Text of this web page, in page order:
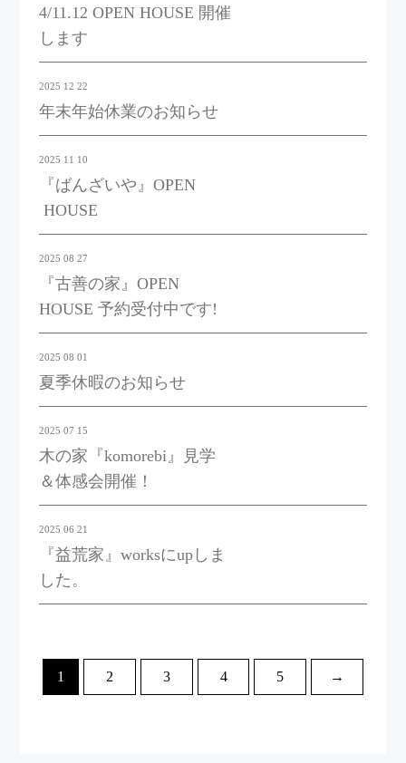
4/11.12 OPEN HOUSE 開催
します
2025 12 22
年末年始休業のお知らせ
2025 11 10
『ばんざいや』OPEN
HOUSE
2025 08 27
『古善の家』OPEN
HOUSE 予約受付中です!
2025 08 01
夏季休暇のお知らせ
2025 07 15
木の家『komorebi』見学
＆体感会開催！
2025 06 21
『益荒家』worksにupしま
した。
1 2 3 4 5 →